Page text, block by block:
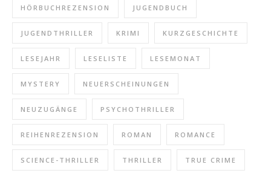
HÖRBUCHREZENSION JUGENDBUCH
JUGENDTHRILLER KRIMI KURZGESCHICHTE
LESEJAHR LESELISTE LESEMONAT
MYSTERY NEUERSCHEINUNGEN
NEUZUGÄNGE PSYCHOTHRILLER
REIHENREZENSION ROMAN ROMANCE
SCIENCE-THRILLER THRILLER TRUE CRIME